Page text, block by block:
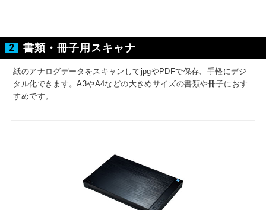
2 書類・冊子用スキャナ
紙のアナログデータをスキャンしてjpgやPDFで保存、手軽にデジ
タル化できます。A3やA4などの大きめサイズの書類や冊子におす
すめです。